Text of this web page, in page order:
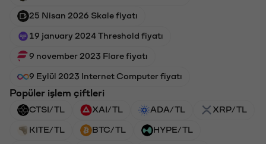
25 Nisan 2026 Skale fiyatı
19 january 2024 Threshold fiyatı
9 november 2023 Flare fiyatı
9 Eylül 2023 Internet Computer fiyatı
Popüler işlem çiftleri
CTSI/TL XAI/TL ADA/TL XRP/TL
KITE/TL BTC/TL HYPE/TL